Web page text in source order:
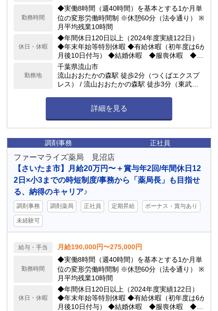
勤務時間
◆実働8時間（週40時間）を基本とする1か月単
位の変形労働時間制 ※休憩60分（法令通り） ※
月平均残業10時間
休日・休暇
◆年間休日120日以上（2024年度実績122日）
◆年末年始等特別休暇 ◆有給休暇（初年度は6か
月後10日付与） ◆結婚休暇 ◆服喪休暇 ◆配
偶者出産休暇 ◆生理休業 ◆産前産後休業 ◆妊
娠中の緩和措置（通院休暇、妊娠中の通勤緩
和、妊娠中の休憩） ◆育児休業 ◆育児短時間
勤務（小学3年生まで取得可能） ◆子の看護休
暇 ◆介護休業
勤務地
千葉県流山市
流山おおたかの森駅 徒歩2分（つくばエクスプ
レス） / 流山おおたかの森駅 徒歩3分（東武ア
詳細を見る
調剤事務 正社員
ファーマライズ薬局 見沼店
【さいたま市】月給20万円〜＋賞与年2回/年間休日12
2日×小3までの時短制度/事務から「薬局長」も目指せ
る、納得のキャリア♪
調剤事務 調剤薬局 正社員 定期昇給 ボーナス・賞与あり
未経験可
給与・手当 月給190,000円〜275,000円
勤務時間
◆実働8時間（週40時間）を基本とする1か月単
位の変形労働時間制 ※休憩60分（法令通り） ※
月平均残業10時間
休日・休暇
◆年間休日120日以上（2024年度実績122日）
◆年末年始等特別休暇 ◆有給休暇（初年度は6か
月後10日付与） ◆結婚休暇 ◆服喪休暇 ◆配